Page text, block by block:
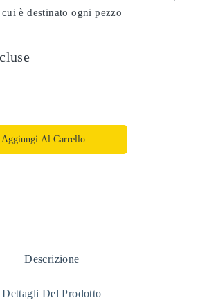
è destinato ogni pezzo
Aggiungi Al Carrello
Descrizione
Dettagli Del Prodotto